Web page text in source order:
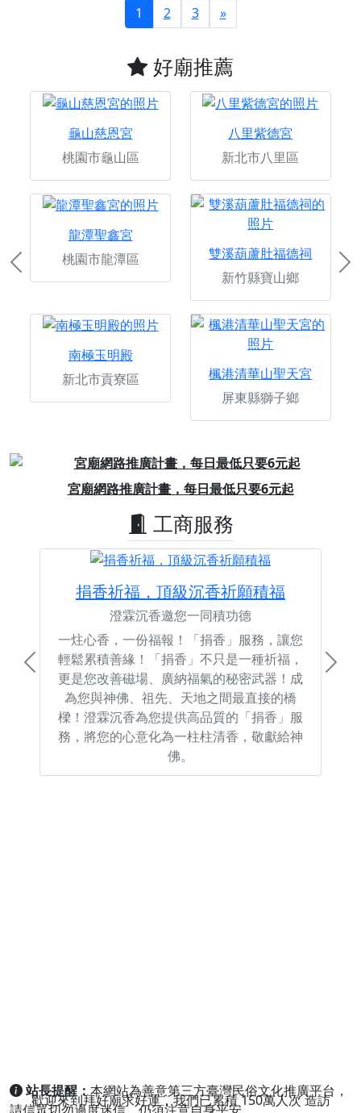
1 2 3 »
好廟推薦
龜山慈恩宮
桃園市龜山區
八里紫德宮
新北市八里區
龍潭聖鑫宮
桃園市龍潭區
雙溪葫蘆肚福德祠
新竹縣寶山鄉
南極玉明殿
新北市貢寮區
楓港清華山聖天宮
屏東縣獅子鄉
Previous
宮廟網路推廣計畫，每日最低只要6元起
Previous
工商服務
捐香祈福，頂級沉香祈願積福
澄霖沉香邀您一同積功德
一炷心香，一份福報！「捐香」服務，讓您
輕鬆累積善緣！「捐香」不只是一種祈福，
更是您改善磁場、廣納福氣的秘密武器！成
為您與神佛、祖先、天地之間最直接的橋
樑！澄霖沉香為您提供高品質的「捐香」服
務，將您的心意化為一柱柱清香，敬獻給神
佛。
Previous Next
站長提醒：本網站為善意第三方臺灣民俗文化推廣平台，
歡迎來到拜好廟求好運，我們已累積150萬人次造訪